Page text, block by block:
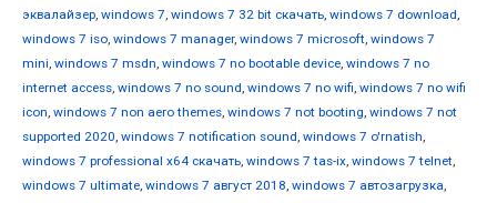
эквалайзер, windows 7, windows 7 32 bit скачать, windows 7 download,
windows 7 iso, windows 7 manager, windows 7 microsoft, windows 7
mini, windows 7 msdn, windows 7 no bootable device, windows 7 no
internet access, windows 7 no sound, windows 7 no wifi, windows 7 no wifi
icon, windows 7 non aero themes, windows 7 not booting, windows 7 not
supported 2020, windows 7 notification sound, windows 7 o'rnatish,
windows 7 professional x64 скачать, windows 7 tas-ix, windows 7 telnet,
windows 7 ultimate, windows 7 август 2018, windows 7 автозагрузка,